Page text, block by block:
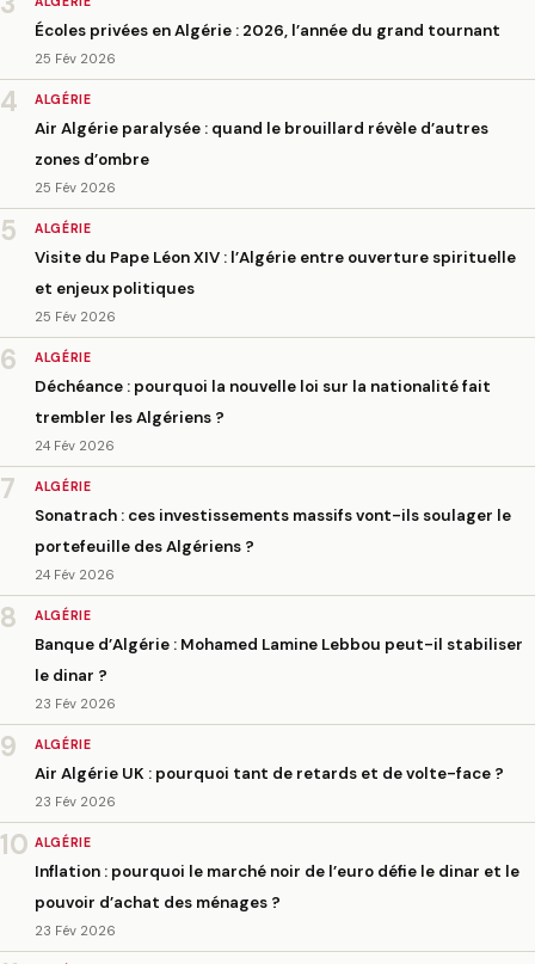
Écoles privées en Algérie : 2026, l’année du grand tournant
25 Fév 2026
4 ALGÉRIE
Air Algérie paralysée : quand le brouillard révèle d’autres
zones d’ombre
25 Fév 2026
5 ALGÉRIE
Visite du Pape Léon XIV : l’Algérie entre ouverture spirituelle
et enjeux politiques
25 Fév 2026
6 ALGÉRIE
Déchéance : pourquoi la nouvelle loi sur la nationalité fait
trembler les Algériens ?
24 Fév 2026
7 ALGÉRIE
Sonatrach : ces investissements massifs vont-ils soulager le
portefeuille des Algériens ?
24 Fév 2026
8 ALGÉRIE
Banque d’Algérie : Mohamed Lamine Lebbou peut-il stabiliser
le dinar ?
23 Fév 2026
9 ALGÉRIE
Air Algérie UK : pourquoi tant de retards et de volte-face ?
23 Fév 2026
10 ALGÉRIE
Inflation : pourquoi le marché noir de l’euro défie le dinar et le
pouvoir d’achat des ménages ?
23 Fév 2026